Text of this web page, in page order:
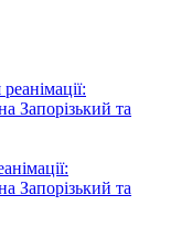
Запорізький та